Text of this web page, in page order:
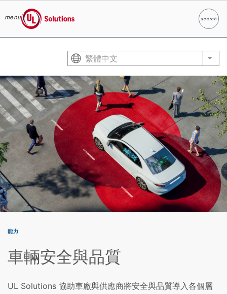
menu
UL Solutions
searchSearch
繁體中文 List
能力
車輛安全與品質
UL Solutions 協助車廠與供應商將安全與品質導入各個層